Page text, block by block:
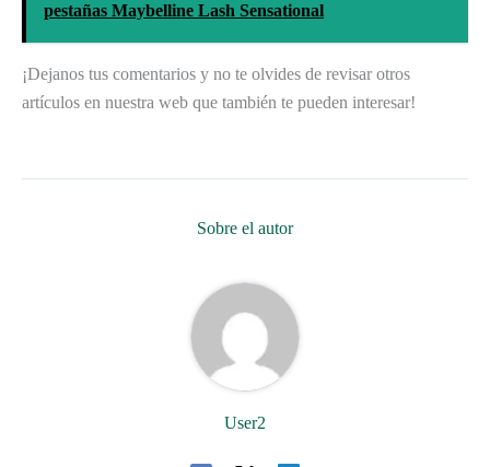
pestañas Maybelline Lash Sensational
¡Dejanos tus comentarios y no te olvides de revisar otros
artículos en nuestra web que también te pueden interesar!
Sobre el autor
User2